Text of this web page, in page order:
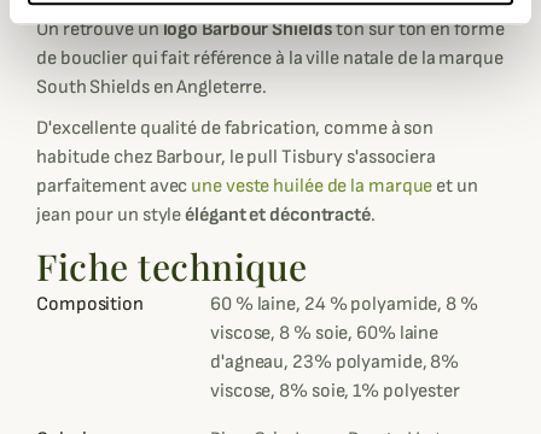
On retrouve unlogo Barbour Shieldston sur ton en forme
de bouclier qui fait référence à la ville natale de la marque
South Shields en Angleterre.
D'excellente qualité de fabrication, comme à son
habitude chez Barbour, le pull Tisbury s'associera
parfaitement avec une veste huilée de la marque et un
jean pour un styleélégant et décontracté.
Fiche technique
Composition
60 % laine, 24 % polyamide, 8 %
viscose, 8 % soie, 60% laine
d'agneau, 23% polyamide, 8%
viscose, 8% soie, 1% polyester